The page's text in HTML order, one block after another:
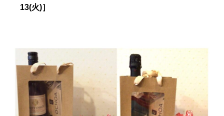
13(火)］